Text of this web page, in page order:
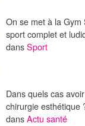
On se met à la Gym
sport complet et
dansSport
Dans quels cas
chirurgie esthétique
dansActu santé